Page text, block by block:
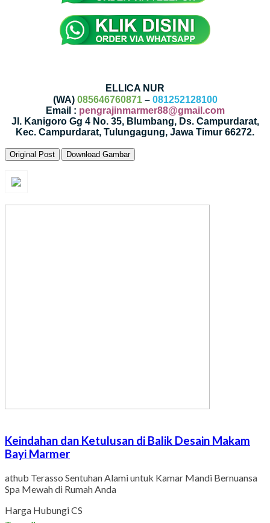
ELLICA NUR
(WA) 085646760871– 081252128100
Email : pengrajinmarmer88@gmail.com
Jl. Kanigoro Gg 4 No. 35, Blumbang, Ds. Campurdarat,
Kec. Campurdarat, Tulungagung, Jawa Timur 66272.
Original Post Download Gambar
Keindahan dan Ketulusan di Balik Desain Makam
Bayi Marmer
athub Terasso Sentuhan Alami untuk Kamar Mandi Bernuansa
Spa Mewah di Rumah Anda
Harga Hubungi CS